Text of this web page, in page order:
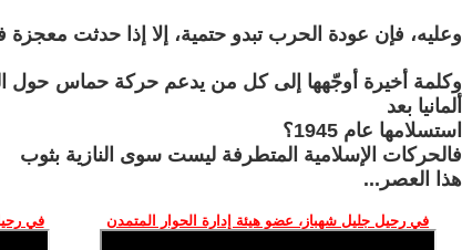
وعليه، فإن عودة الحرب تبدو حتمية، إلا إذا حدثت
وكلمة أخيرة أوجّهها إلى كل من يدعم حركة حماس حول
ألمانيا بعد
استسلامها عام 1945؟
فالحركات الإسلامية المتطرفة ليست سوى النازية بثوب
هذا العصر...
في رحيل جليل شهباز، عضو هيئة إدارة الحوار المتمدن في